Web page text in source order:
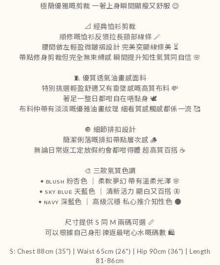
極簡優雅嘅剪裁 一著上身瞬間顯瘦又舒服 😌
📐 經典恤衫剪裁
順修嘅恤衫反領拉長頸部線條 🪄
腰間做左輕盈微皺褶設計 完美突顯線條美 ⏳
帶點修身剪裁但完全無束縛感 瞬間提升知性氣質同自信 🌸
🧵 優質透氣油畫感面料
特別挑選輕盈舒適又有垂墜感嘅高質布料 💸
著足一整日都咁自在唔黏身 🕊️
布料仲帶有淡淡嘅優雅油畫紋理 細看質感觸感都係一流 🥰
🔘 細節排扣設計
簡潔俐落嘅排扣帶點層次感 🪵
無論日常返工定放假約會都咁得體 超高質百搭 ☕️
🎨 三款氣質色調
• ʙʟᴜsʜ 粉杏色 ｜ 柔軟夢幻 帶有溫柔光澤 🌸
• sᴋʏ ʙʟᴜᴇ 天藍色 ｜ 清新活力 顯白又百搭 🦋
• ɴᴀᴠʏ 深藍色 ｜ 高級沉穩 私心推介知性色 🌑
尺寸提供 S 同 M 兩碼可選 📏
可以根據自己身形揀返最啱心水嘅碼數 🛍️
S: Chest 88cm (35") | Waist 65cm (26") | Hip 90cm (36") | Length
81-86cm